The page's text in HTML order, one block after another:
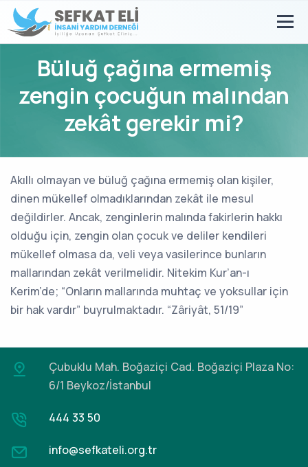
Büluğ çağına ermemiş
zengin çocuğun malından
zekât gerekir mi?
Akıllı olmayan ve büluğ çağına ermemiş olan kişiler,
dinen mükellef olmadıklarından zekât ile mesul
değildirler. Ancak, zenginlerin malında fakirlerin hakkı
olduğu için, zengin olan çocuk ve deliler kendileri
mükellef olmasa da, veli veya vasilerince bunların
mallarından zekât verilmelidir. Nitekim Kur’an-ı
Kerim’de; “Onların mallarında muhtaç ve yoksullar için
bir hak vardır” buyrulmaktadır. “Zâriyât, 51/19”
Çubuklu Mah. Boğaziçi Cad. Boğaziçi Plaza No:
6/1 Beykoz/İstanbul
444 33 50
info@sefkateli.org.tr